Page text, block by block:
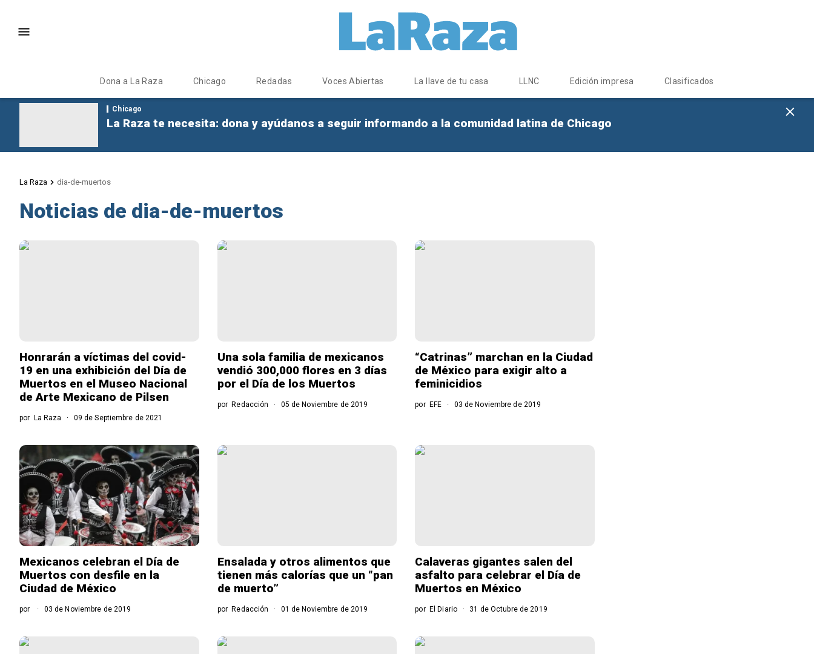
Dona a La Raza Chicago Redadas Voces Abiertas La llave de tu casa LLNC Edición impresa Clasificados
Chicago
La Raza te necesita: dona y ayúdanos a seguir informando a la comunidad latina de Chicago
La Raza dia-de-muertos
Noticias de dia-de-muertos
Honrarán a víctimas del covid-
19 en una exhibición del Día de
Muertos en el Museo Nacional
de Arte Mexicano de Pilsen
por La Raza 09 de Septiembre de 2021
Una sola familia de mexicanos
vendió 300,000 flores en 3 días
por el Día de los Muertos
porRedacción 05 de Noviembre de 2019
“Catrinas” marchan en la Ciudad
de México para exigir alto a
feminicidios
por EFE 03 de Noviembre de 2019
Mexicanos celebran el Día de
Muertos con desfile en la
Ciudad de México
por 03 de Noviembre de 2019
Ensalada y otros alimentos que
tienen más calorías que un “pan
de muerto”
porRedacción 01 de Noviembre de 2019
Calaveras gigantes salen del
asfalto para celebrar el Día de
Muertos en México
por El Diario 31 de Octubre de 2019